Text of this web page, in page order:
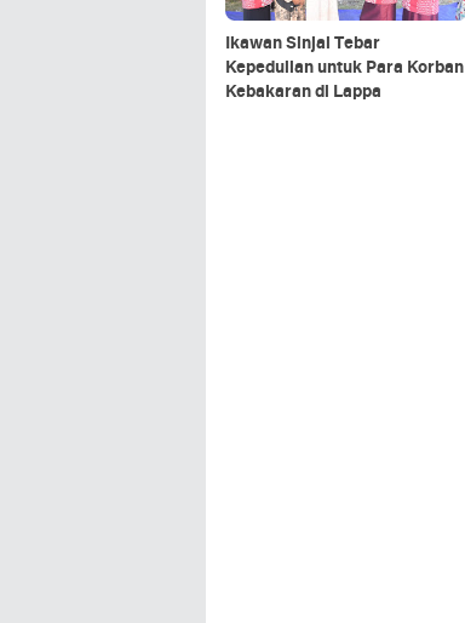
Ikawan Sinjai Tebar
Kepedulian untuk Para Korban
Kebakaran di Lappa